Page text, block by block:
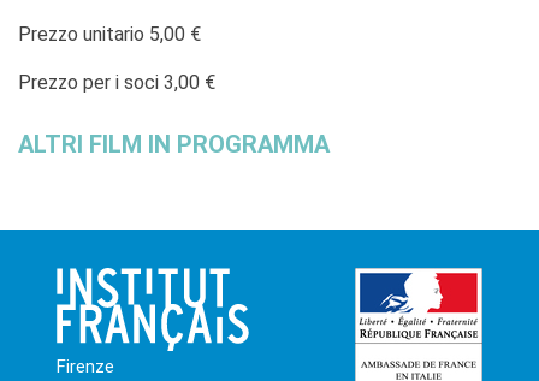
Prezzo unitario 5,00 €
Prezzo per i soci 3,00 €
ALTRI FILM IN PROGRAMMA
Firenze